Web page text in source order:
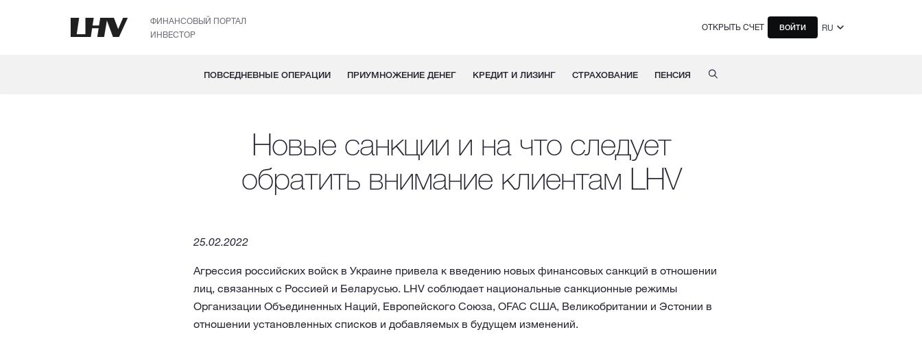
ФИНАНСОВЫЙ ПОРТАЛ
ИНВЕСТОР
ОТКРЫТЬ СЧЕТ ВОЙТИ RU
ПОВСЕДНЕВНЫЕ ОПЕРАЦИИ ПРИУМНОЖЕНИЕ ДЕНЕГ КРЕДИТ И ЛИЗИНГ СТРАХОВАНИЕ ПЕНСИЯ
Новые санкции и на что следует
обратить внимание клиентам LHV
25.02.2022
Агрессия российских войск в Украине привела к введению новых финансовых санкций в отношении
лиц, связанных с Россией и Беларусью. LHV соблюдает национальные санкционные режимы
Организации Объединенных Наций, Европейского Союза, OFAC США, Великобритании и Эстонии в
отношении установленных списков и добавляемых в будущем изменений.